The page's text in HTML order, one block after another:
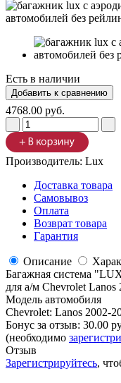
Есть в наличии
4768.00 руб.
Производитель: Lux
Доставка товара
Самовывоз
Оплата
Возврат товара
Гарантия
Описание
Багажная система
для а/м Chevrolet Lanos
Модель автомобиля
Chevrolet: Lanos 2002-
Бонус за отзыв: 30.00
(необходимо
Отзыв
Зарегистрируйтесь,